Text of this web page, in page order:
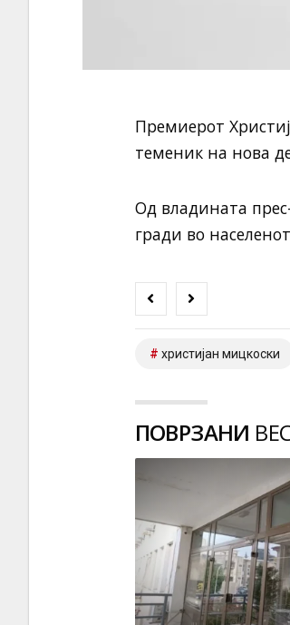
Премиерот
теменик на нова
Од владината
гради во
христијан мицкоски
ПОВРЗАНИ